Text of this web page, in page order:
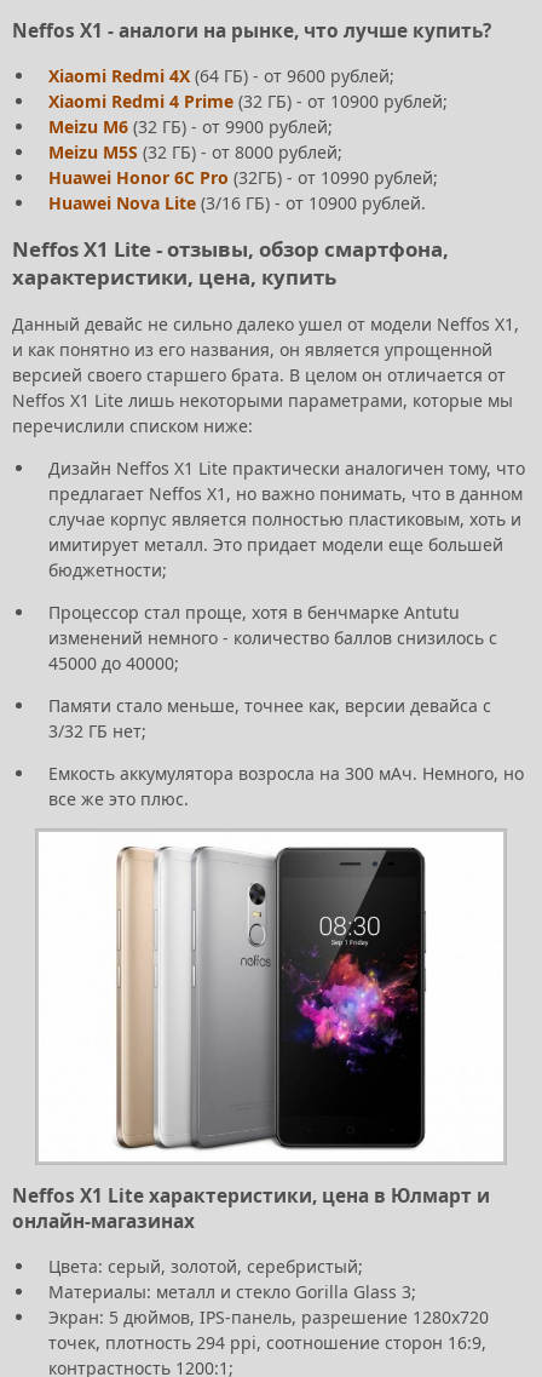
Neffos X1 - аналоги на рынке, что лучше купить?
Xiaomi Redmi 4X (64 ГБ) - от 9600 рублей;
Xiaomi Redmi 4 Prime (32 ГБ) - от 10900 рублей;
Meizu M6 (32 ГБ) - от 9900 рублей;
Meizu M5S (32 ГБ) - от 8000 рублей;
Huawei Honor 6C Pro (32ГБ) - от 10990 рублей;
Huawei Nova Lite (3/16 ГБ) - от 10900 рублей.
Neffos X1 Lite - отзывы, обзор смартфона,
характеристики, цена, купить
Данный девайс не сильно далеко ушел от модели Neffos X1,
и как понятно из его названия, он является упрощенной
версией своего старшего брата. В целом он отличается от
Neffos X1 Lite лишь некоторыми параметрами, которые мы
перечислили списком ниже:
Дизайн Neffos X1 Lite практически аналогичен тому, что
предлагает Neffos X1, но важно понимать, что в данном
случае корпус является полностью пластиковым, хоть и
имитирует металл. Это придает модели еще большей
бюджетности;
Процессор стал проще, хотя в бенчмарке Antutu
изменений немного - количество баллов снизилось с
45000 до 40000;
Памяти стало меньше, точнее как, версии девайса с
3/32 ГБ нет;
Емкость аккумулятора возросла на 300 мАч. Немного, но
все же это плюс.
Neffos X1 Lite характеристики, цена в Юлмарт и
онлайн-магазинах
Цвета: серый, золотой, серебристый;
Материалы: металл и стекло Gorilla Glass 3;
Экран: 5 дюймов, IPS-панель, разрешение 1280х720
точек, плотность 294 ppi, соотношение сторон 16:9,
контрастность 1200:1;